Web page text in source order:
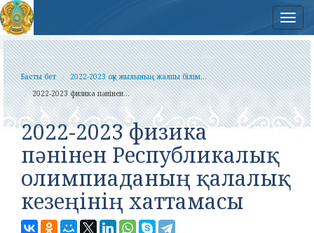
Басты бет
2022-2023 оқу жылының жалпы білім...
2022-2023 физика пәнінен...
2022-2023 физика
пәнінен Республикалық
олимпиаданың қалалық
кезеңінің хаттамасы